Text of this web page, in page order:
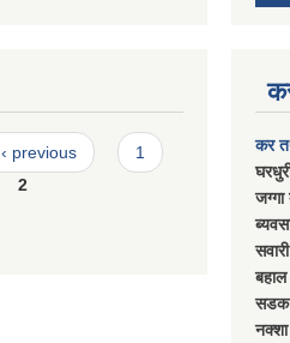
‹ previous
1
2
कर
सडक